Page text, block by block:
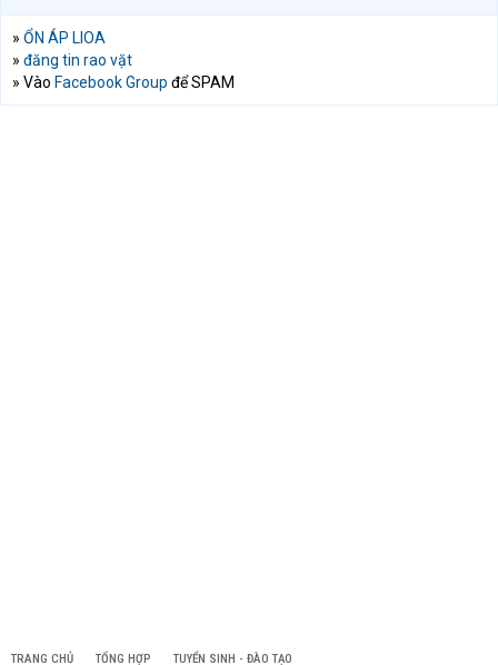
» ỔN ÁP LIOA
» đăng tin rao vặt
» Vào Facebook Group để SPAM
TRANG CHỦ TỔNG HỢP TUYỂN SINH - ĐÀO TẠO